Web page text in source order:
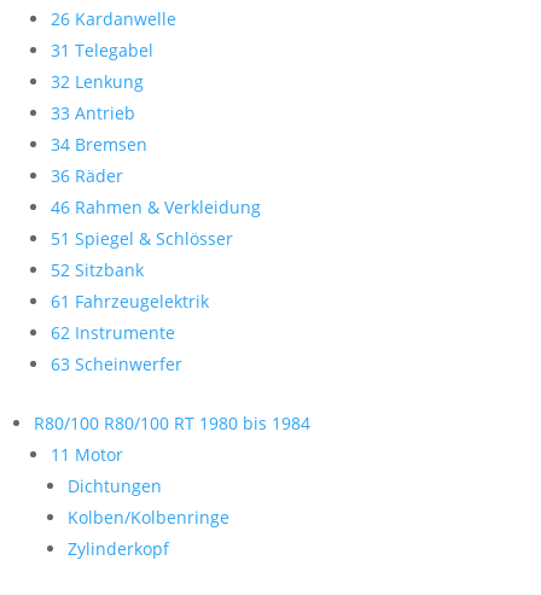
26 Kardanwelle
31 Telegabel
32 Lenkung
33 Antrieb
34 Bremsen
36 Räder
46 Rahmen & Verkleidung
51 Spiegel & Schlösser
52 Sitzbank
61 Fahrzeugelektrik
62 Instrumente
63 Scheinwerfer
R80/100 R80/100 RT 1980 bis 1984
11 Motor
Dichtungen
Kolben/Kolbenringe
Zylinderkopf